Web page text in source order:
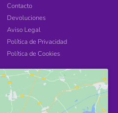
Contacto
Devoluciones
Aviso Legal
Política de Privacidad
Política de Cookies